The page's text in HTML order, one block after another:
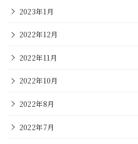
2023年1月
2022年12月
2022年11月
2022年10月
2022年8月
2022年7月